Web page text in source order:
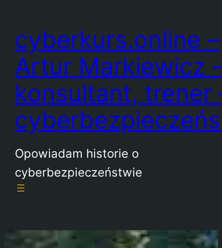
treści
cyberkurs.online –
Artur Markiewicz
konsultant, trener
Opowiadam historie o
cyberbezpieczeństwie